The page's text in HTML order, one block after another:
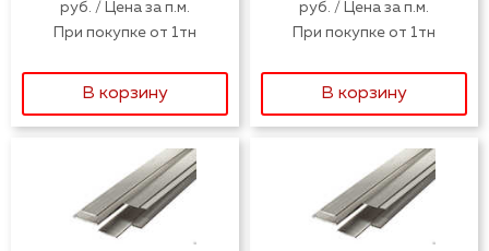
руб. / Цена за п.м.
При покупке от 1тн
В корзину
руб. / Цена за п.м.
При покупке от 1тн
В корзину